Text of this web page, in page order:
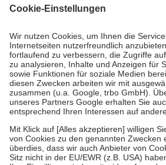
Grundsätzlich leisten Mitglieder
höchstens zehn Euro.
Es sind jedoch nie
Kosten der Leistung zu entrichten.
Diese Regeln gelten grundsätzlich auch
Bei Heilmitteln und häuslicher
Zuzahlung zehn Prozent der Kosten sowie
Verordnung.
Um das Engagement der Versicherten für
stärken und die besondere Stellung der
fallenkeine Zuzahlungenan bei:
• Kindern und Jugendlichen bis zum
mit Ausnahme der Fahrkosten